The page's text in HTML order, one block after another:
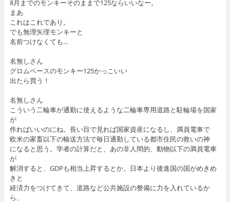
8月までのモンキーそのままで125ならいいなー。
まあ
これはこれであり。
でも無理矢理モンキーと
名前つけなくても…
名無しさん
グロムベースのモンキー125かっこいい
出たら買う！
名無しさん
こういう二輪車が通勤に使えるような二輪車専用道路と駐輪場を国家
が
作ればいいのにね。長い目で見れば国家資産になるし、満員電車で
欧米の家畜以下の輸送方法で毎日通勤している都市住民の救いの神
になると思う。学者の計算だと、あの非人間的、動物以下の満員電車
が
解消すると、GDPも相当上昇するとか。日本より後進国の国がめきめ
きと
経済力をつけてきて、道路など公共施設の整備に力を入れているか
ら、